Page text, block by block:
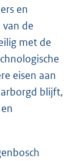
en
de
met de
eisen aan
blijft,